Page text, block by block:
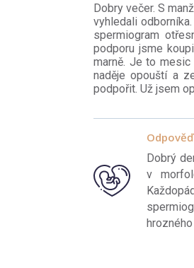
Dobry večer. S
vyhledali
spermiogram
podporu jsme
marně. Je to
naděje opouští a
podpořit. Už jsem
Dobrý
v